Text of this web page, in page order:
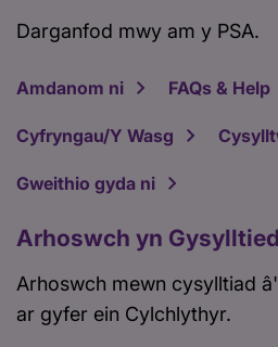
Darganfod mwy am y PSA.
Amdanom ni FAQs & Help
Cyfryngau/Y Wasg
Gweithio gyda ni
Arhoswch yn
Arhoswch mewn cysylltiad
ar gyfer ein Cylchlythyr.